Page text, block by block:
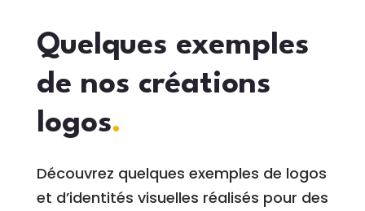
Quelques exemples
de nos créations
logos.
Découvrez quelques exemples de logos
et d’identités visuelles réalisés pour des